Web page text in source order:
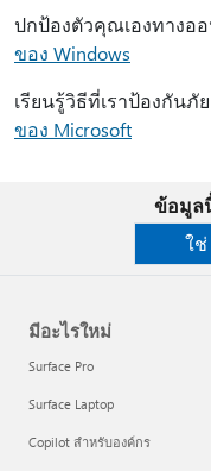
ปกป้องตัวคุณเองทางอ
ของ Windows
เรียนรู้วิธีที่เราป้องกันภั
ของ Microsoft
ข้อมูล
ใช่
มีอะไรใหม่
Surface Pro
Surface Laptop
Copilot สำหรับองค์กร